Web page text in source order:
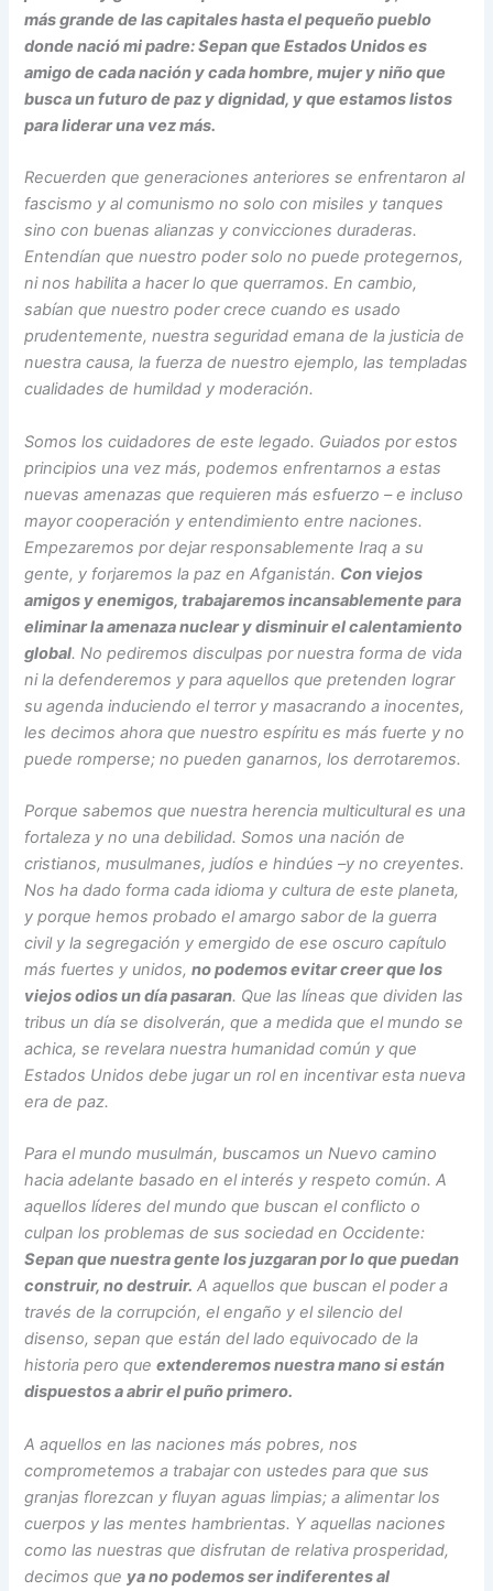
más grande de las capitales hasta el pequeño pueblo
donde nació mi padre: Sepan que Estados Unidos es
amigo de cada nación y cada hombre, mujer y niño que
busca un futuro de paz y dignidad, y que estamos listos
para liderar una vez más.
Recuerden que generaciones anteriores se enfrentaron al
fascismo y al comunismo no solo con misiles y tanques
sino con buenas alianzas y convicciones duraderas.
Entendían que nuestro poder solo no puede protegernos,
ni nos habilita a hacer lo que querramos. En cambio,
sabían que nuestro poder crece cuando es usado
prudentemente, nuestra seguridad emana de la justicia de
nuestra causa, la fuerza de nuestro ejemplo, las templadas
cualidades de humildad y moderación.
Somos los cuidadores de este legado. Guiados por estos
principios una vez más, podemos enfrentarnos a estas
nuevas amenazas que requieren más esfuerzo – e incluso
mayor cooperación y entendimiento entre naciones.
Empezaremos por dejar responsablemente Iraq a su
gente, y forjaremos la paz en Afganistán. Con viejos
amigos y enemigos, trabajaremos incansablemente para
eliminar la amenaza nuclear y disminuir el calentamiento
global. No pediremos disculpas por nuestra forma de vida
ni la defenderemos y para aquellos que pretenden lograr
su agenda induciendo el terror y masacrando a inocentes,
les decimos ahora que nuestro espíritu es más fuerte y no
puede romperse; no pueden ganarnos, los derrotaremos.
Porque sabemos que nuestra herencia multicultural es una
fortaleza y no una debilidad. Somos una nación de
cristianos, musulmanes, judíos e hindúes –y no creyentes.
Nos ha dado forma cada idioma y cultura de este planeta,
y porque hemos probado el amargo sabor de la guerra
civil y la segregación y emergido de ese oscuro capítulo
más fuertes y unidos,no podemos evitar creer que los
viejos odios un día pasaran. Que las líneas que dividen las
tribus un día se disolverán, que a medida que el mundo se
achica, se revelara nuestra humanidad común y que
Estados Unidos debe jugar un rol en incentivar esta nueva
era de paz.
Para el mundo musulmán, buscamos un Nuevo camino
hacia adelante basado en el interés y respeto común. A
aquellos líderes del mundo que buscan el conflicto o
culpan los problemas de sus sociedad en Occidente:
Sepan que nuestra gente los juzgaran por lo que puedan
construir, no destruir. A aquellos que buscan el poder a
través de la corrupción, el engaño y el silencio del
disenso, sepan que están del lado equivocado de la
historia pero queextenderemos nuestra mano si están
dispuestos a abrir el puño primero.
A aquellos en las naciones más pobres, nos
comprometemos a trabajar con ustedes para que sus
granjas florezcan y fluyan aguas limpias; a alimentar los
cuerpos y las mentes hambrientas. Y aquellas naciones
como las nuestras que disfrutan de relativa prosperidad,
decimos que ya no podemos ser indiferentes al